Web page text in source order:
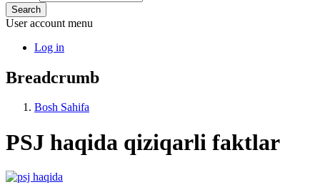
Search
User account menu
Log in
Breadcrumb
Bosh Sahifa
PSJ haqida qiziqarli faktlar